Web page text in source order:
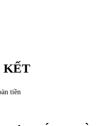
KẾT
tiền